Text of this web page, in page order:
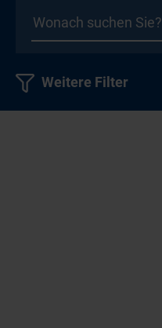
Weitere Filter